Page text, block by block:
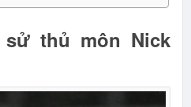
thủ môn Nick